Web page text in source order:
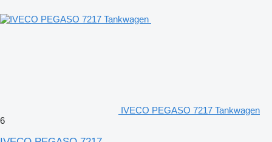
IVECO PEGASO 7217 Tankwagen
6